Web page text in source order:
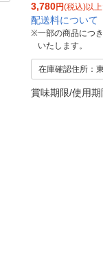
3,780円(税込)以
配送料について
※一部の商品につ
いたします。
在庫確認住所：
賞味期限/使用